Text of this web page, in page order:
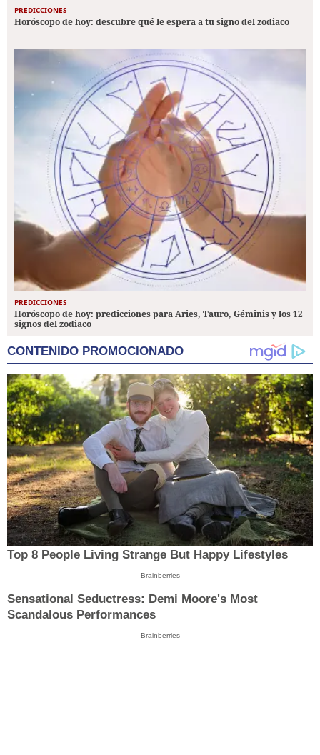
PREDICCIONES
Horóscopo de hoy: descubre qué le espera a tu signo del zodiaco
PREDICCIONES
Horóscopo de hoy: predicciones para Aries, Tauro, Géminis y los 12
signos del zodiaco
CONTENIDO PROMOCIONADO
Top 8 People Living Strange But Happy Lifestyles
Brainberries
Sensational Seductress: Demi Moore's Most
Scandalous Performances
Brainberries